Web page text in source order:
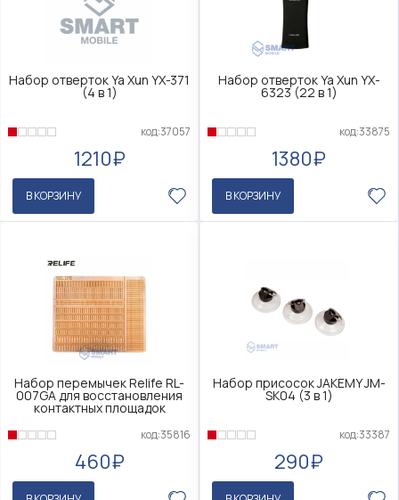
Набор отверток Ya Xun YX-371
(4 в 1)
код:37057
1210₽
В КОРЗИНУ
Набор отверток Ya Xun YX-
6323 (22 в 1)
код:33875
1380₽
В КОРЗИНУ
Набор перемычек Relife RL-
007GA для восстановления
контактных площадок
код:35816
460₽
Набор присосок JAKEMY JM-
SK04 (3 в 1)
код:33387
290₽